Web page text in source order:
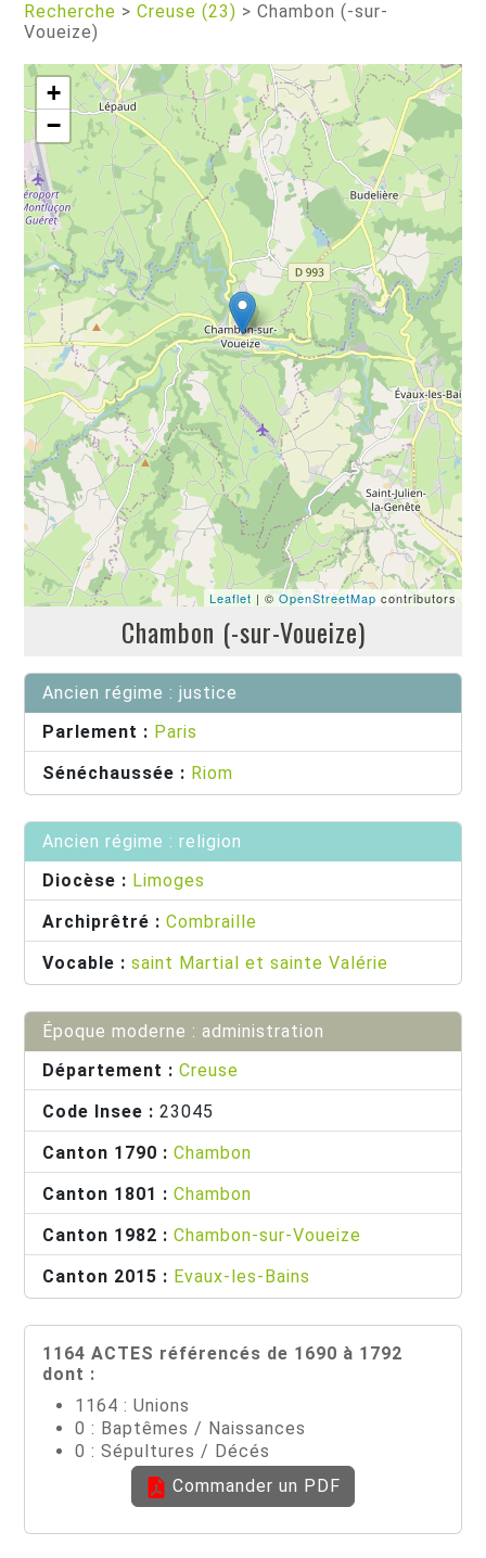
Recherche >Creuse (23) >Chambon (-sur-
Voueize)
+
−
Leaflet | © OpenStreetMap contributors
Chambon (-sur-Voueize)
Ancien régime : justice
Parlement : Paris
Sénéchaussée : Riom
Ancien régime : religion
Diocèse : Limoges
Archiprêtré : Combraille
Vocable : saint Martial et sainte Valérie
Époque moderne : administration
Département : Creuse
Code Insee : 23045
Canton 1790 : Chambon
Canton 1801 : Chambon
Canton 1982 : Chambon-sur-Voueize
Canton 2015 : Evaux-les-Bains
1164 ACTES référencés de 1690 à 1792
dont :
1164 : Unions
0 : Baptêmes / Naissances
0 : Sépultures / Décés
Commander un PDF